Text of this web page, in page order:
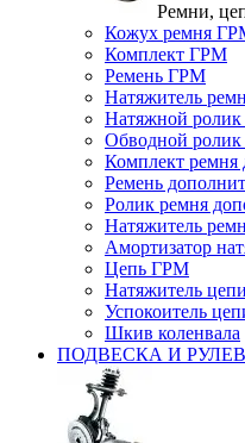
Ремни,
Кожух ремня
Комплект ГРМ
Ремень ГРМ
Натяжитель
Натяжной
Обводной
Комплект ремня
Ремень
Ролик ремня
Натяжитель
Амортизатор
Цепь ГРМ
Натяжитель
Успокоитель
Шкив коленвала
ПОДВЕСКА И